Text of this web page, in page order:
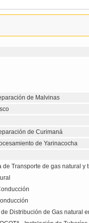
de Malvinas
de Curimaná
de Yarinacocha
Transporte de gas natural
Distribución de Gas natural